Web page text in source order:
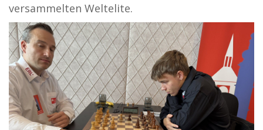
versammelten Weltelite.